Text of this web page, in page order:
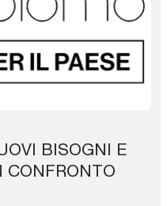
BISOGNI E
CONFRONTO